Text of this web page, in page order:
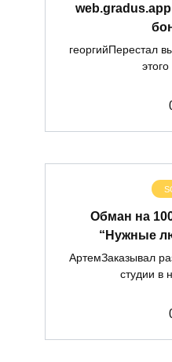
георгийПерестал
Обман на
“Нужные
АртемЗаказывал
студии в